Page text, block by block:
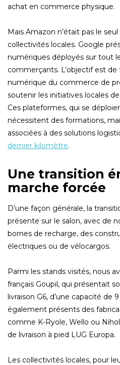
achat en commerce physique.
Mais Amazon n’était pas le
collectivités locales. Google
numériques déployés sur tout
commerçants. L’objectif est de
numérique du commerce de
soutenir les initiatives locales
Ces plateformes, qui se
nécessitent des formations,
associées à des solutions
dernier kilomètre.
Une transition
marche forcée
D’une façon générale, la
présente sur le salon, avec de
bornes de recharge, des
électriques ou de vélocargos.
Parmi les stands visités, nous
français Goupil, qui présentait
livraison G6, d’une capacité de
également présents des
comme K-Ryole, Wello ou
de livraison à pied LUG Europa.
Les collectivités locales, pour